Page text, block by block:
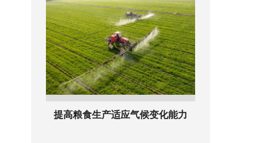
提高粮食生产适应气候变化能力